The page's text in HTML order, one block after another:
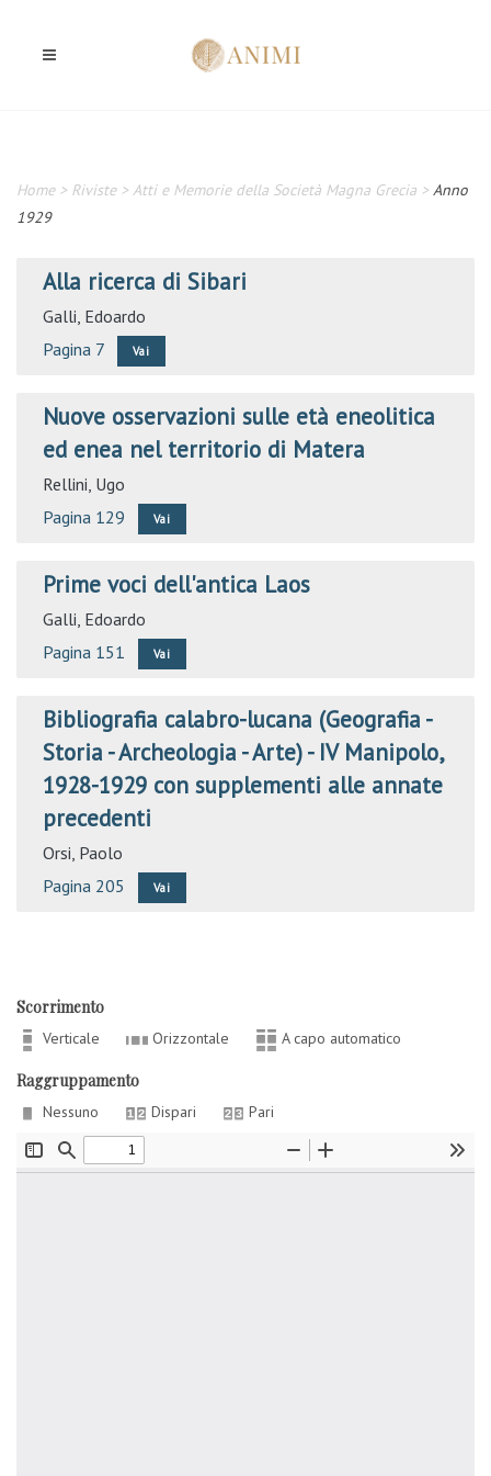
Home> Riviste> Atti e Memorie della Società Magna Grecia > Anno
1929
Alla ricerca di Sibari
Galli, Edoardo
Pagina 7
Vai
Nuove osservazioni sulle età eneolitica
ed enea nel territorio di Matera
Rellini, Ugo
Pagina 129
Vai
Prime voci dell'antica Laos
Galli, Edoardo
Pagina 151
Vai
Bibliografia calabro-lucana (Geografia -
Storia - Archeologia - Arte) - IV Manipolo,
1928-1929 con supplementi alle annate
precedenti
Orsi, Paolo
Pagina 205
Vai
Scorrimento
Verticale Orizzontale A capo automatico
Raggruppamento
Nessuno Dispari Pari